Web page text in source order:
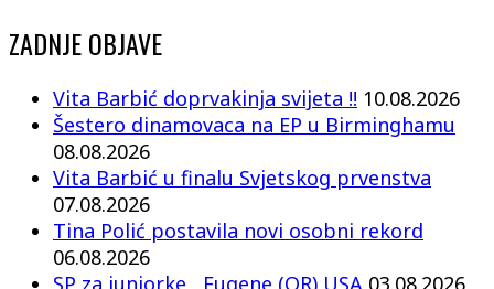
ZADNJE OBJAVE
Vita Barbić doprvakinja svijeta !! 10.08.2026
Šestero dinamovaca na EP u Birminghamu
08.08.2026
Vita Barbić u finalu Svjetskog prvenstva
07.08.2026
Tina Polić postavila novi osobni rekord
06.08.2026
SP za juniorke , Eugene (OR) USA 03.08.2026